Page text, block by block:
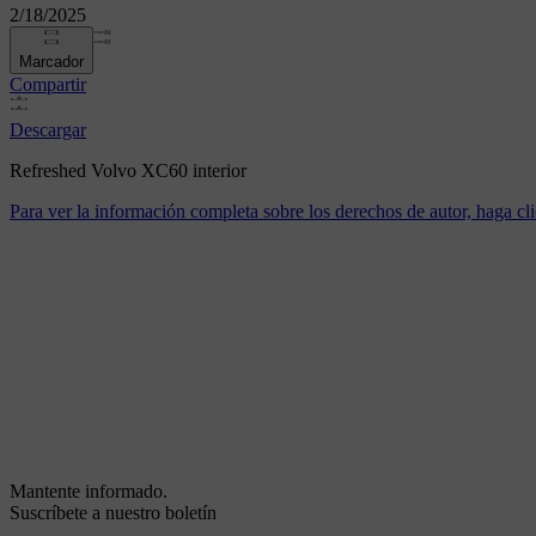
2/18/2025
Marcador
Compartir
Descargar
Refreshed Volvo XC60 interior
Para ver la información completa sobre los derechos de autor, haga